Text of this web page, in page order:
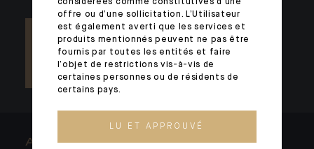
ARCHITECTS OF WEALTH
considérées comme constitutives d’une
offre ou d’une sollicitation. L’Utilisateur
est également averti que les services et
produits mentionnés peuvent ne pas être
fournis par toutes les entités et faire
l’objet de restrictions vis-à-vis de
certaines personnes ou de résidents de
certains pays.
LU ET APPROUVÉ